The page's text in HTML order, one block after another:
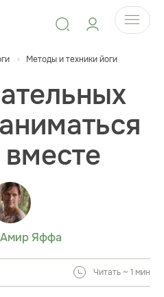
Методы и техники йоги
Амир Яффа
Читать ~ 1 мин